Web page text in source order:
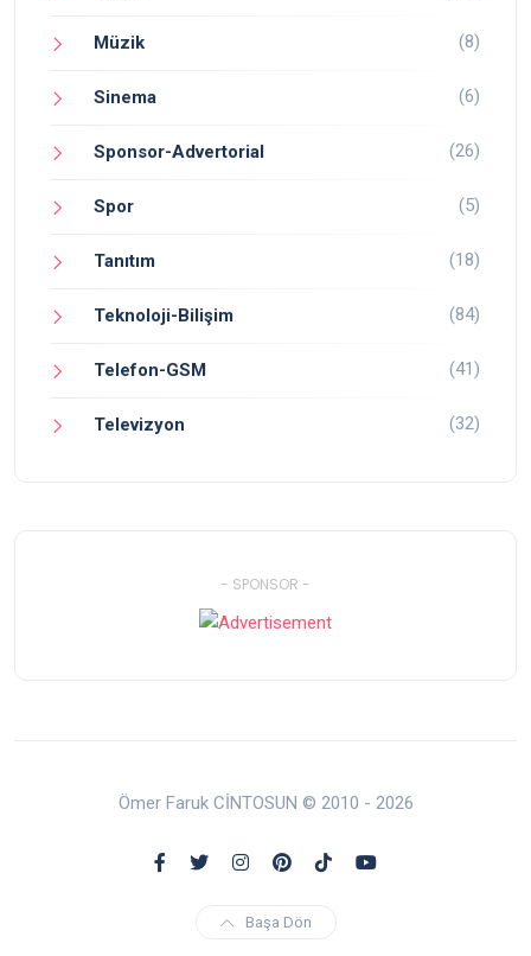
Müzik (8)
Sinema (6)
Sponsor-Advertorial (26)
Spor (5)
Tanıtım (18)
Teknoloji-Bilişim (84)
Telefon-GSM (41)
Televizyon (32)
- SPONSOR -
Ömer Faruk CİNTOSUN © 2010 - 2026
Başa Dön